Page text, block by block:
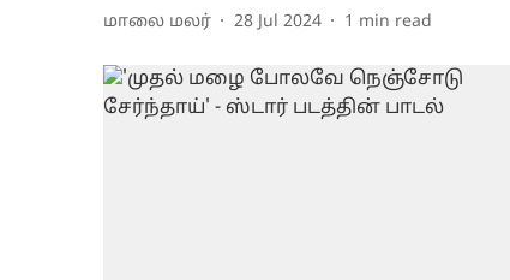
மாலை மலர் 28 Jul 2024 1 min read